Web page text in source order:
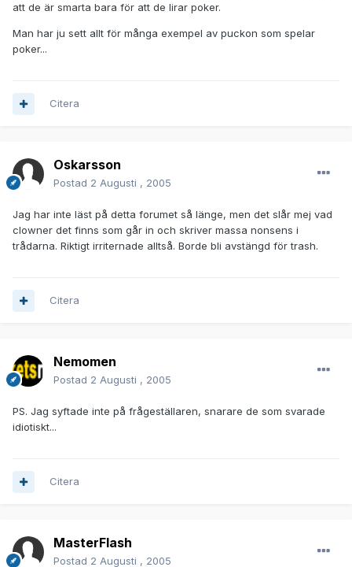
att de är smarta bara för att de lirar poker.
Man har ju sett allt för många exempel av puckon som spelar
poker...
Citera
Oskarsson
Postad 2 Augusti , 2005
Jag har inte läst på detta forumet så länge, men det slår mej vad
clowner det finns som går in och skriver massa nonsens i
trådarna. Riktigt irriternade alltså. Borde bli avstängd för trash.
Citera
Nemomen
Postad 2 Augusti , 2005
PS. Jag syftade inte på frågeställaren, snarare de som svarade
idiotiskt...
Citera
MasterFlash
Postad 2 Augusti , 2005